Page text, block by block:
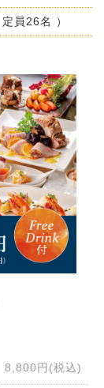
員26名 ）
8,800円(税込)